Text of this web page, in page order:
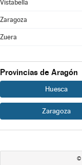
Vistabella
Zaragoza
Zuera
Provincias de Aragón
Huesca
Zaragoza
©